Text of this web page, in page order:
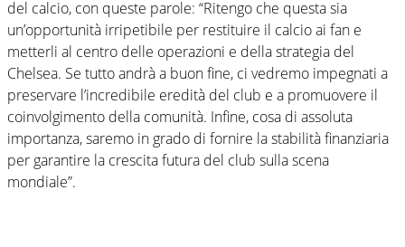
del calcio, con queste parole: “Ritengo che questa sia
un’opportunità irripetibile per restituire il calcio ai fan e
metterli al centro delle operazioni e della strategia del
Chelsea. Se tutto andrà a buon fine, ci vedremo impegnati a
preservare l’incredibile eredità del club e a promuovere il
coinvolgimento della comunità. Infine, cosa di assoluta
importanza, saremo in grado di fornire la stabilità finanziaria
per garantire la crescita futura del club sulla scena
mondiale”.